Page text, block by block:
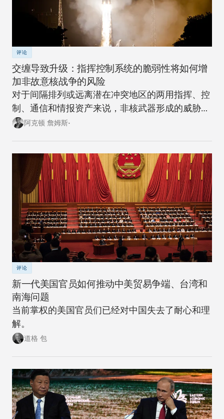
评论
交缠导致升级：指挥控制系统的脆弱性将如何增
加非故意核战争的风险
对于间隔排列或远离潜在冲突地区的两用指挥、控
制、通信和情报资产来说，非核武器形成的威胁越
来越大。
阿克顿 詹姆斯•
评论
新一代美国官员如何推动中美贸易争端、台湾和
南海问题
当前掌权的美国官员们已经对中国失去了耐心和理
解。
道格 包